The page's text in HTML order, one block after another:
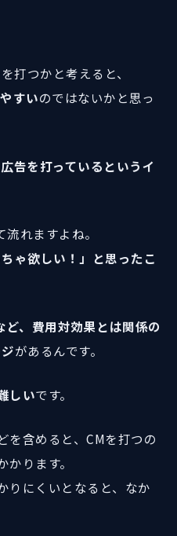
打つかと考えると、
すいのではないかと思っ
告を打っているというイ
れますよね。
ゃ欲しい！」と思ったこ
、費用対効果とは関係の
があるんです。
しいです。
を含めると、CMを打つの
ります。
りにくいとなると、なか